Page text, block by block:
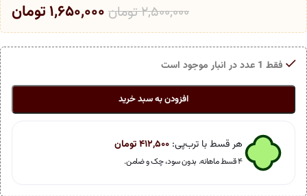
۲,۵۰۰,۰۰۰تومان ۱,۶۵۰,۰۰۰تومان
فقط 1 عدد در انبار موجود است
افزودن به سبد خرید
هر قسط با ترب‌پی: ۴۱۲,۵۰۰تومان
۴ قسط ماهانه. بدون سود، چک و ضامن.